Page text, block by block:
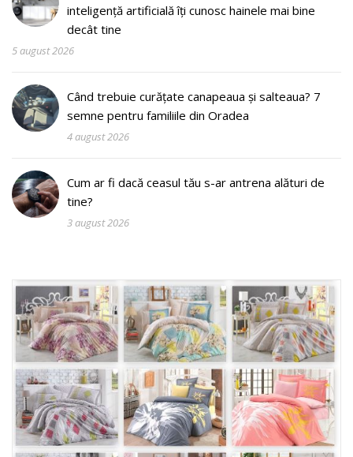
inteligență artificială îți cunosc hainele mai bine
decât tine
5 august 2026
Când trebuie curățate canapeaua și salteaua? 7
semne pentru familiile din Oradea
4 august 2026
Cum ar fi dacă ceasul tău s-ar antrena alături de
tine?
3 august 2026